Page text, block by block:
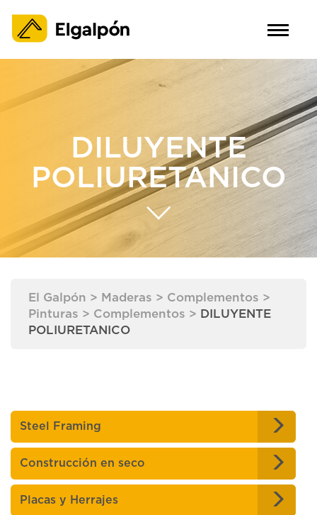
DILUYENTE
POLIURETANICO
El Galpón > Maderas > Complementos >
Pinturas > Complementos > DILUYENTE
POLIURETANICO
Steel Framing
Construcción en seco
Placas y Herrajes